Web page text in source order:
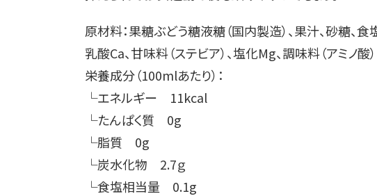
原材料：果糖ぶどう糖液糖（国内製造）、果汁、砂糖、食
乳酸Ca、甘味料（ステビア）、塩化Mg、調味料（アミノ酸
栄養成分（100mlあたり）：
└エネルギー 11kcal
└たんぱく質 0g
└脂質 0g
└炭水化物 2.7ｇ
└食塩相当量 0.1g